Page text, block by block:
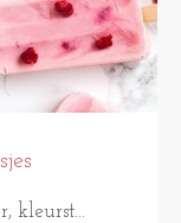
kleurst...